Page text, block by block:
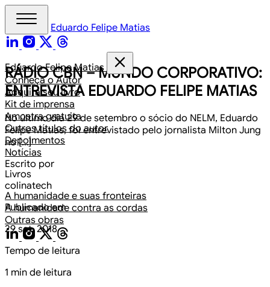
Eduardo Felipe Matias
Eduardo Felipe Matias
Conheça o Autor
Adquira seu livro
Kit de imprensa
Amostra gratuita
Outros títulos do autor
Depoimentos
Notícias
Livros
A humanidade e suas fronteiras
A humanidade contra as cordas
Outras obras
RÁDIO CBN – MUNDO CORPORATIVO:
ENTREVISTA EDUARDO FELIPE MATIAS
No último dia 29 de setembro o sócio do NELM, Eduardo
Felipe Matias, foi entrevistado pelo jornalista Milton Jung
no […]
Escrito por
colinatech
Publicado em
29 set. 2018
Tempo de leitura
1 min de leitura